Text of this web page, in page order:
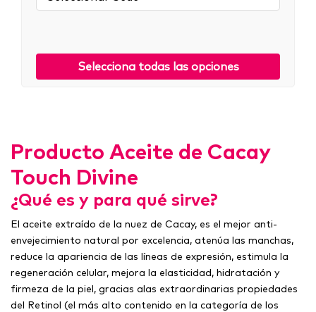
Selecciona todas las opciones
Producto Aceite de Cacay
Touch Divine
¿Qué es y para qué sirve?
El aceite extraído de la nuez de Cacay, es el mejor anti-
envejecimiento natural por excelencia, atenúa las manchas,
reduce la apariencia de las líneas de expresión, estimula la
regeneración celular, mejora la elasticidad, hidratación y
firmeza de la piel, gracias alas extraordinarias propiedades
del Retinol (el más alto contenido en la categoría de los